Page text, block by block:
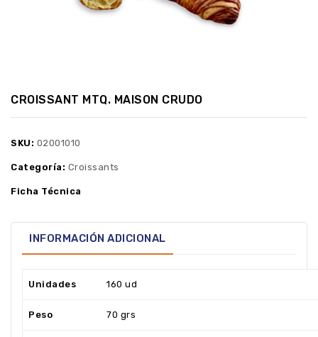
CROISSANT MTQ. MAISON CRUDO
SKU: 02001010
Categoría: Croissants
Ficha Técnica
INFORMACIÓN ADICIONAL
Unidades 160 ud
Peso 70 grs